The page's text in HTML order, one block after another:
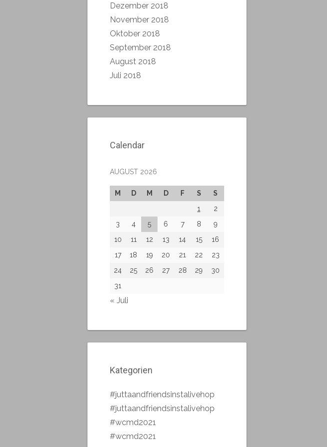
Dezember 2018
November 2018
Oktober 2018
September 2018
August 2018
Juli 2018
Calendar
AUGUST 2026
M D M D F S
S
1
2
3
4 5 6 7 8
9
10
11 12 13 14 15
16
17
18 19 20 21 22
23
24
25 26 27 28 29
30
31
« Juli
Kategorien
#juttaandfriendsinstalivehop
#juttaandfriendsinstalivehop
#wcmd2021
#wcmd2021